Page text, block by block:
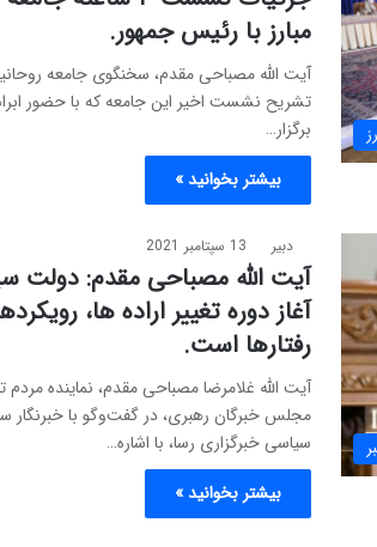
مبارز با رئیس جمهور.
آیت الله مصباحی مقدم، سخنگوی جامعه
تشریح نشست اخیر این جامعه که با حضور
برگزار…
بیشتر بخوانید »
دبیر 13 سپتامبر 2021
آیت الله مصباحی مقدم: دولت
آغاز دوره تغییر اراده ها،
رفتارها است.
آیت الله غلامرضا مصباحی مقدم، نماینده مردم
مجلس خبرگان رهبری، در گفت‌وگو با
سیاسی خبرگزاری رسا، با اشاره…
بیشتر بخوانید »